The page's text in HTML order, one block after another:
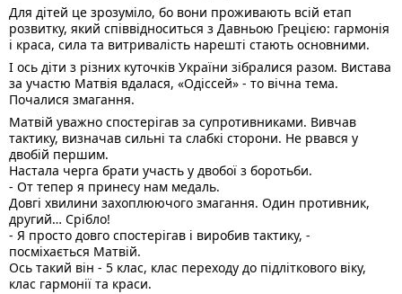
Для дітей це зрозуміло, бо вони проживають всій етап
розвитку, який співвідноситься з Давньою Грецією: гармонія
і краса, сила та витривалість нарешті стають основними.
І ось діти з різних куточків України зібралися разом. Вистава
за участю Матвія вдалася, «Одіссей» - то вічна тема.
Почалися змагання.
Матвій уважно спостерігав за супротивниками. Вивчав
тактику, визначав сильні та слабкі сторони. Не рвався у
двобій першим.
Настала черга брати участь у двобої з боротьби.
- От тепер я принесу нам медаль.
Довгі хвилини захоплюючого змагання. Один противник,
другий… Срібло!
- Я просто довго спостерігав і виробив тактику, -
посміхається Матвій.
Ось такий він - 5 клас, клас переходу до підліткового віку,
клас гармонії та краси.